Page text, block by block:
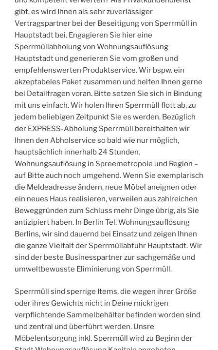
gibt, es wird Ihnen als sehr zuverlässiger
Vertragspartner bei der Beseitigung von Sperrmüll in
Hauptstadt bei. Engagieren Sie hier eine
Sperrmüllabholung von Wohnungsauflösung
Hauptstadt und generieren Sie vom großen und
empfehlenswerten Produktservice. Wir bspw. ein
akzeptabeles Paket zusammen und helfen Ihnen gerne
bei Detailfragen voran. Bitte setzen Sie sich in Bindung
mit uns einfach. Wir holen Ihren Sperrmüll flott ab, zu
jedem beliebigen Zeitpunkt Sie es werden. Bezüglich
der EXPRESS-Abholung Sperrmüll bereithalten wir
Ihnen den Abholservice so bald wie nur möglich,
hauptsächlich innerhalb 24 Stunden.
Wohnungsauflösung in Spreemetropole und Region –
auf Bitte auch noch umgehend. Wenn Sie exemplarisch
die Meldeadresse ändern, neue Möbel aneignen oder
ein neues Haus realisieren, verweilen aus zahlreichen
Beweggründen zum Schluss mehr Dinge übrig, als Sie
antizipiert haben. In Berlin Tel. Wohnungsauflösung
Berlins, wir sind dauernd bei Einsatz und zeigen Ihnen
die ganze Vielfalt der Sperrmüllabfuhr Hauptstadt. Wir
sind der beste Businesspartner zur sachgemäße und
umweltbewusste Eliminierung von Sperrmüll.
Sperrmüll sind sperrige Items, die wegen ihrer Größe
oder ihres Gewichts nicht in Deine mickrigen
verpflichtende Sammelbehälter befinden worden sind
und zentral und überführt werden. Unsre
Möbelentsorgung inkl. Sperrmüll wird zu Beginn der